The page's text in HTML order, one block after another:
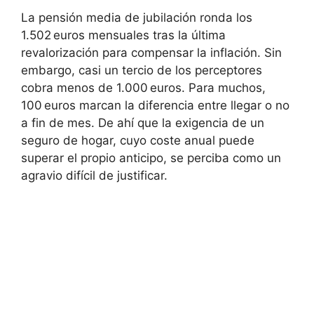
La pensión media de jubilación ronda los
1.502 euros mensuales tras la última
revalorización para compensar la inflación. Sin
embargo, casi un tercio de los perceptores
cobra menos de 1.000 euros. Para muchos,
100 euros marcan la diferencia entre llegar o no
a fin de mes. De ahí que la exigencia de un
seguro de hogar, cuyo coste anual puede
superar el propio anticipo, se perciba como un
agravio difícil de justificar.